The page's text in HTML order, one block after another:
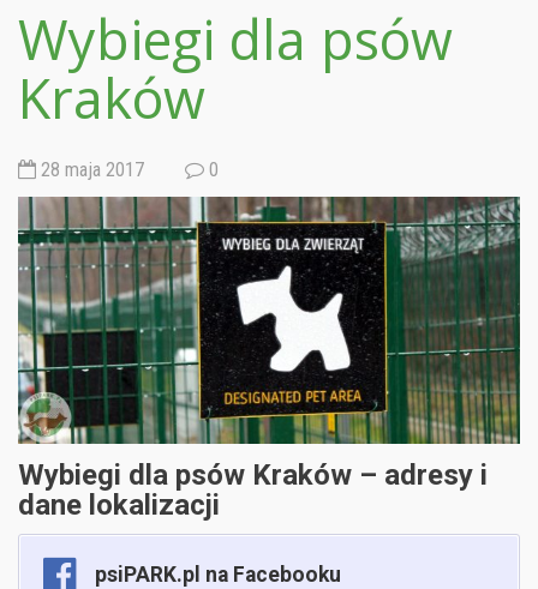
Wybiegi dla psów
Kraków
28 maja 2017 0
Wybiegi dla psów Kraków – adresy i
dane lokalizacji
psiPARK.pl na Facebooku